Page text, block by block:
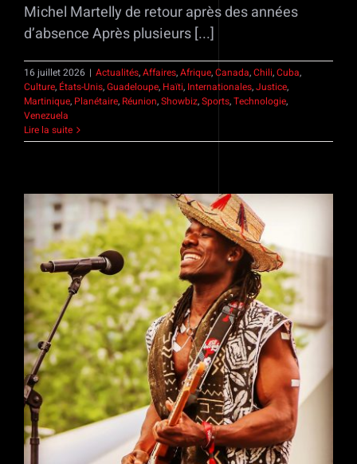
Michel Martelly de retour après des années
d’absence Après plusieurs [...]
16 juillet 2026 | Actualités,Affaires,Afrique,Canada,Chili,Cuba,
Culture, États-Unis,Guadeloupe, Haïti, Internationales,Justice,
Martinique, Planétaire, Réunion,Showbiz,Sports,Technologie,
Venezuela
Lire la suite